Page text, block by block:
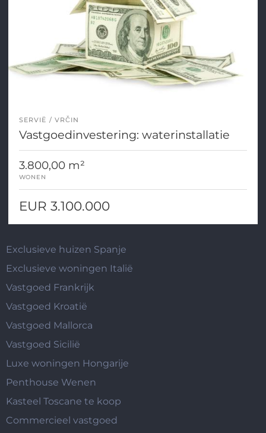
SERVIË VRČIN
Vastgoedinvestering: waterinstallatie
3.800,00 m²
WONEN
EUR 3.100.000
Exclusieve huizen Spanje
Exclusieve woningen Italië
Vastgoed Frankrijk
Vastgoed Kroatië
Vastgoed Mallorca
Vastgoed Sicilië
Luxe woningen Hongarije
Penthouse Wenen
Kasteel Toscane te koop
Commercieel vastgoed